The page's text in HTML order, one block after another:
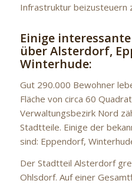
Infrastruktur beizusteuern
Einige
über Alsterdorf,
Winterhude:
Gut 290.000 Bewohner
Fläche von circa 60
Verwaltungsbezirk Nord
Stadtteile. Einige der
sind: Eppendorf,
Der Stadtteil Alsterdorf
Ohlsdorf. Auf einer